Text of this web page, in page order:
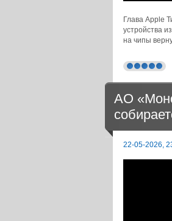
Глава Apple
устройства
на чипы
АО
22-05-2026,